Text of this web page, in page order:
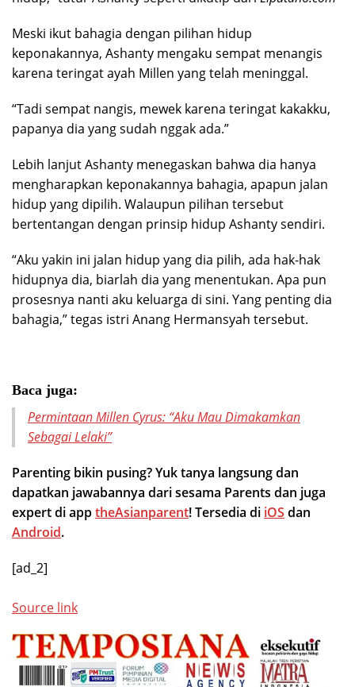
Meski ikut bahagia dengan pilihan hidup
keponakannya, Ashanty mengaku sempat menangis
karena teringat ayah Millen yang telah meninggal.
“Tadi sempat nangis, mewek karena teringat kakakku,
papanya dia yang sudah nggak ada.”
Lebih lanjut Ashanty menegaskan bahwa dia hanya
mengharapkan keponakannya bahagia, apapun jalan
hidup yang dipilih. Walaupun pilihan tersebut
bertentangan dengan prinsip hidup Ashanty sendiri.
“Aku yakin ini jalan hidup yang dia pilih, ada hak-hak
hidupnya dia, biarlah dia yang menentukan. Apa pun
prosesnya nanti aku keluarga di sini. Yang penting dia
bahagia,” tegas istri Anang Hermansyah tersebut.
Baca juga:
Permintaan Millen Cyrus: “Aku Mau Dimakamkan
Sebagai Lelaki”
Parenting bikin pusing? Yuk tanya langsung dan
dapatkan jawabannya dari sesama Parents dan juga
expert di apptheAsianparent! Tersedia di iOS dan
Android.
[ad_2]
Source link